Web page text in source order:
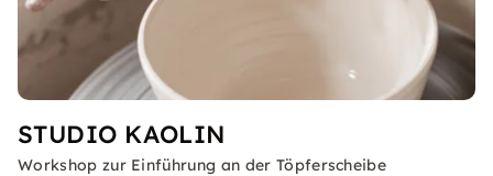
STUDIO KAOLIN
Workshop zur Einführung an der Töpferscheibe